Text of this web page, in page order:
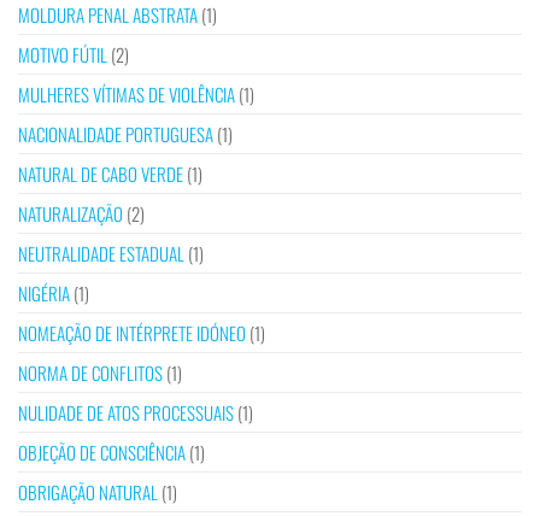
MOLDURA PENAL ABSTRATA(1)
MOTIVO FÚTIL (2)
MULHERES VÍTIMAS DE VIOLÊNCIA(1)
NACIONALIDADE PORTUGUESA(1)
NATURAL DE CABO VERDE(1)
NATURALIZAÇÃO (2)
NEUTRALIDADE ESTADUAL (1)
NIGÉRIA(1)
NOMEAÇÃO DE INTÉRPRETE IDÓNEO (1)
NORMA DE CONFLITOS(1)
NULIDADE DE ATOS PROCESSUAIS(1)
OBJEÇÃO DE CONSCIÊNCIA(1)
OBRIGAÇÃO NATURAL (1)